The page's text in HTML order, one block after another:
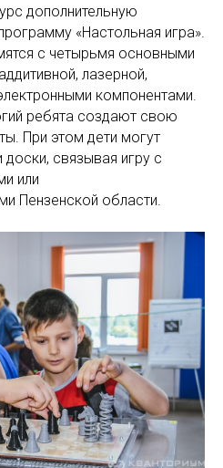
дополнительную
«Настольная игра».
с четырьмя основными
лазерной,
компонентами.
ребята создают свою
При этом дети могут
связывая игру с
или
Пензенской области.